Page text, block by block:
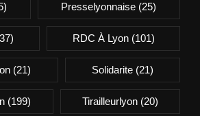
Presselyonnaise (25)
RDC À Lyon(101)
(21) Solidarite(21)
(199) Tirailleurlyon(20)